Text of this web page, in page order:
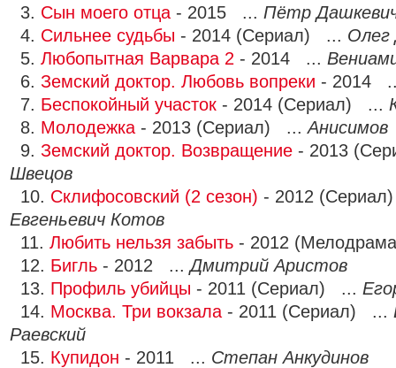
3. Сын моего отца - 2015 ... Пётр
4. Сильнее судьбы - 2014 (Сериал) ... Олег
5. Любопытная Варвара 2 - 2014 ...
6. Земский доктор. Любовь вопреки - 2014
7. Беспокойный участок - 2014 (Сериал) ...
8. Молодежка - 2013 (Сериал) ...Анисимов
9. Земский доктор. Возвращение - 2013
Швецов
10. Склифосовский (2 сезон) - 2012
Евгеньевич Котов
11. Любить нельзя забыть - 2012
12. Бигль - 2012 ...Дмитрий Аристов
13. Профиль убийцы - 2011 (Сериал) ...
14. Москва. Три вокзала - 2011 (Сериал) ...
Раевский
15. Купидон - 2011 ... Степан Анкудинов